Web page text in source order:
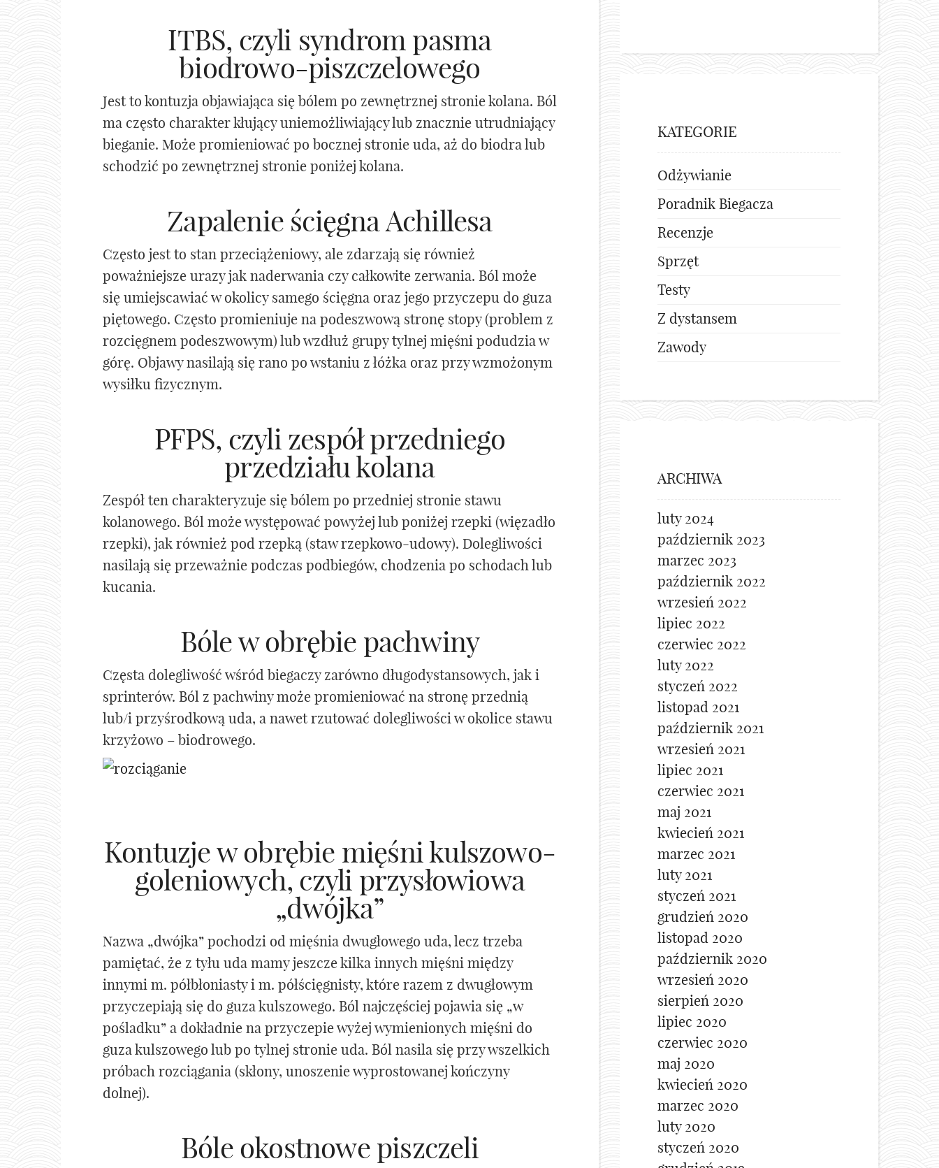
ITBS, czyli syndrom pasma
biodrowo-piszczelowego
Jest to kontuzja objawiająca się bólem po zewnętrznej stronie kolana. Ból
ma często charakter kłujący uniemożliwiający lub znacznie utrudniający
bieganie. Może promieniować po bocznej stronie uda, aż do biodra lub
schodzić po zewnętrznej stronie poniżej kolana.
Zapalenie ścięgna Achillesa
Często jest to stan przeciążeniowy, ale zdarzają się również
poważniejsze urazy jak naderwania czy całkowite zerwania. Ból może
się umiejscawiać w okolicy samego ścięgna oraz jego przyczepu do guza
piętowego. Często promieniuje na podeszwową stronę stopy (problem z
rozcięgnem podeszwowym) lub wzdłuż grupy tylnej mięśni podudzia w
górę. Objawy nasilają się rano po wstaniu z łóżka oraz przy wzmożonym
wysiłku fizycznym.
PFPS, czyli zespół przedniego
przedziału kolana
Zespół ten charakteryzuje się bólem po przedniej stronie stawu
kolanowego. Ból może występować powyżej lub poniżej rzepki (więzadło
rzepki), jak również pod rzepką (staw rzepkowo-udowy). Dolegliwości
nasilają się przeważnie podczas podbiegów, chodzenia po schodach lub
kucania.
Bóle w obrębie pachwiny
Częsta dolegliwość wśród biegaczy zarówno długodystansowych, jak i
sprinterów. Ból z pachwiny może promieniować na stronę przednią
lub/i przyśrodkową uda, a nawet rzutować dolegliwości w okolice stawu
krzyżowo – biodrowego.
Kontuzje w obrębie mięśni kulszowo-
goleniowych, czyli przysłowiowa
„dwójka”
Nazwa „dwójka” pochodzi od mięśnia dwugłowego uda, lecz trzeba
pamiętać, że z tyłu uda mamy jeszcze kilka innych mięśni między
innymi m. półbłoniasty i m. półścięgnisty, które razem z dwugłowym
przyczepiają się do guza kulszowego. Ból najczęściej pojawia się „w
pośladku” a dokładnie na przyczepie wyżej wymienionych mięśni do
guza kulszowego lub po tylnej stronie uda. Ból nasila się przy wszelkich
próbach rozciągania (skłony, unoszenie wyprostowanej kończyny
dolnej).
Bóle okostnowe piszczeli
KATEGORIE
Odżywianie
Poradnik Biegacza
Recenzje
Sprzęt
Testy
Z dystansem
Zawody
ARCHIWA
luty 2024
październik 2023
marzec 2023
październik 2022
wrzesień 2022
lipiec 2022
czerwiec 2022
luty 2022
styczeń 2022
listopad 2021
październik 2021
wrzesień 2021
lipiec 2021
czerwiec 2021
maj 2021
kwiecień 2021
marzec 2021
luty 2021
styczeń 2021
grudzień 2020
listopad 2020
październik 2020
wrzesień 2020
sierpień 2020
lipiec 2020
czerwiec 2020
maj 2020
kwiecień 2020
marzec 2020
luty 2020
styczeń 2020